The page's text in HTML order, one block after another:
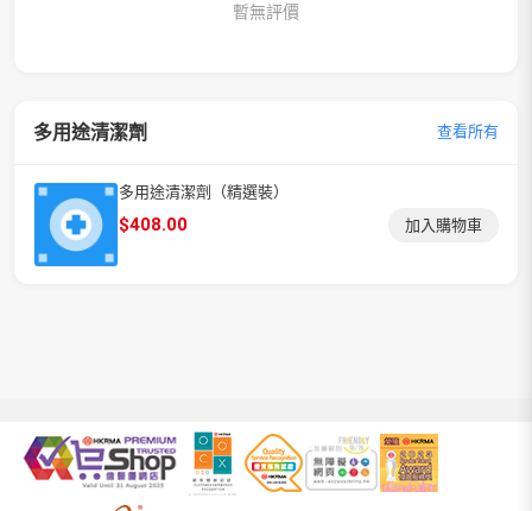
暫無評價
多用途清潔劑 查看所有
多用途清潔劑（精選裝）
$408.00 加入購物車